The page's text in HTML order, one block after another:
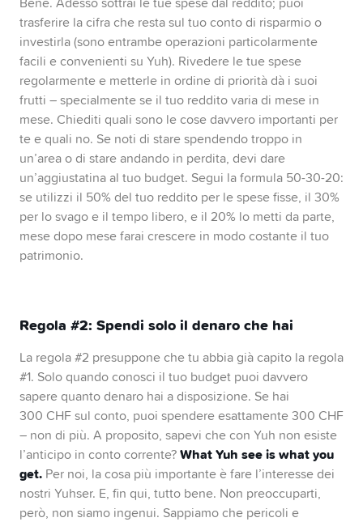
trasferire la cifra che resta sul tuo conto di risparmio o
investirla (sono entrambe operazioni particolarmente
facili e convenienti su Yuh). Rivedere le tue spese
regolarmente e metterle in ordine di priorità dà i suoi
frutti – specialmente se il tuo reddito varia di mese in
mese. Chiediti quali sono le cose davvero importanti per
te e quali no. Se noti di stare spendendo troppo in
un’area o di stare andando in perdita, devi dare
un’aggiustatina al tuo budget. Segui la formula 50-30-20:
se utilizzi il 50% del tuo reddito per le spese fisse, il 30%
per lo svago e il tempo libero, e il 20% lo metti da parte,
mese dopo mese farai crescere in modo costante il tuo
patrimonio.
Regola #2: Spendi solo il denaro che hai
La regola #2 presuppone che tu abbia già capito la regola
#1. Solo quando conosci il tuo budget puoi davvero
sapere quanto denaro hai a disposizione. Se hai
300 CHF sul conto, puoi spendere esattamente 300 CHF
– non di più. A proposito, sapevi che con Yuh non esiste
l’anticipo in conto corrente?What Yuh see is what you
get. Per noi, la cosa più importante è fare l’interesse dei
nostri Yuhser. E, fin qui, tutto bene. Non preoccuparti,
però, non siamo ingenui. Sappiamo che pericoli e